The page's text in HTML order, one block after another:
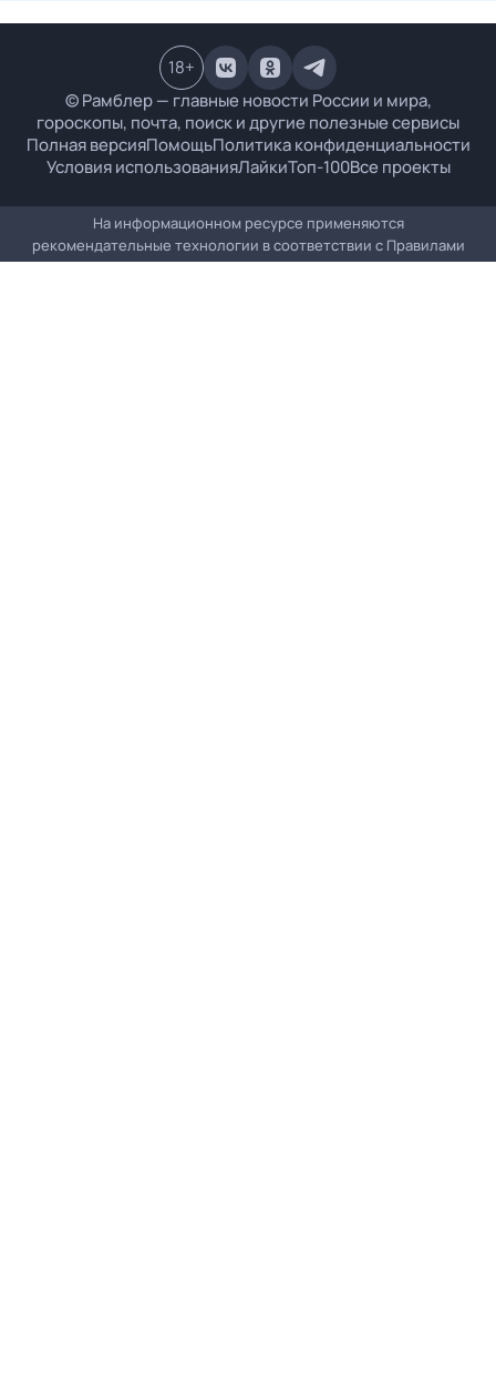
© Рамблер — главные новости России и мира,
гороскопы, почта, поиск и другие полезные сервисы
Полная версияПомощьПолитика конфиденциальности
Условия использованияЛайкиТоп-100Все проекты
18+
На информационном ресурсе применяются
рекомендательные технологии в соответствии с Правилами